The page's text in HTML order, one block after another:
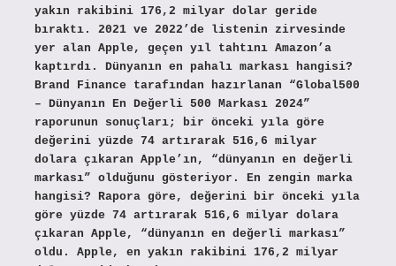
yakın rakibini 176,2 milyar dolar geride
bıraktı. 2021 ve 2022’de listenin zirvesinde
yer alan Apple, geçen yıl tahtını Amazon’a
kaptırdı. Dünyanın en pahalı markası hangisi?
Brand Finance tarafından hazırlanan “Global500
– Dünyanın En Değerli 500 Markası 2024”
raporunun sonuçları; bir önceki yıla göre
değerini yüzde 74 artırarak 516,6 milyar
dolara çıkaran Apple’ın, “dünyanın en değerli
markası” olduğunu gösteriyor. En zengin marka
hangisi? Rapora göre, değerini bir önceki yıla
göre yüzde 74 artırarak 516,6 milyar dolara
çıkaran Apple, “dünyanın en değerli markası”
oldu. Apple, en yakın rakibini 176,2 milyar